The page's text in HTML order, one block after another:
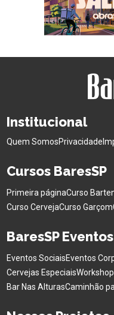
Institucional
Quem SomosPrivacidade
Cursos BaresSP
Primeira páginaCurso
Curso CervejaCurso Garçom
BaresSP Eventos
Eventos SociaisEventos
Cervejas Especiais
Bar Nas AlturasCaminhão